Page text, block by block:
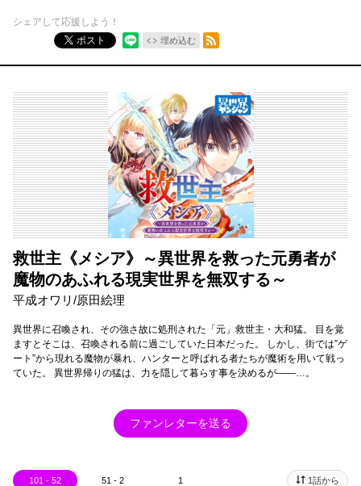
シェアして応援しよう！
ポスト
埋め込む
RSSフィード
救世主《メシア》～異世界を救った元勇者が
魔物のあふれる現実世界を無双する～
平成オワリ/原田絵理
異世界に召喚され、その強さ故に処刑された「元」救世主・大和猛。 目を覚
ますとそこは、召喚される前に過ごしていた日本だった。 しかし、街では”ゲ
ート”から現れる魔物が暴れ、ハンターと呼ばれる者たちが魔術を用いて戦っ
ていた。 異世界帰りの猛は、力を隠して暮らす事を決めるが――…。
ファンレターを送る
101 - 52 51 - 2 1 1話から